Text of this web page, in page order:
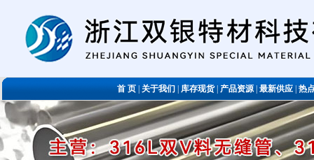
首 页关于我们库存现货|产品资源|最新供应|热